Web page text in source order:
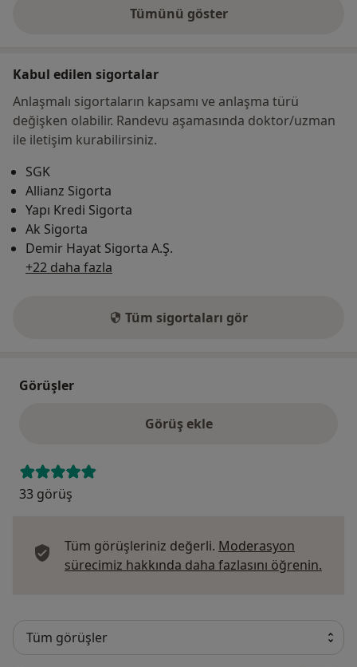
Tümünü göster
adres hakkında
Kabul edilen sigortalar
Anlaşmalı sigortaların kapsamı ve anlaşma türü
değişken olabilir. Randevu aşamasında doktor/uzman
ile iletişim kurabilirsiniz.
SGK
Allianz Sigorta
Yapı Kredi Sigorta
Ak Sigorta
Demir Hayat Sigorta A.Ş.
+22 daha fazla
Tüm sigortaları gör
Görüşler
Görüş ekle
33 görüş
Tüm görüşleriniz değerli. Moderasyon
sürecimiz hakkında daha fazlasını öğrenin.